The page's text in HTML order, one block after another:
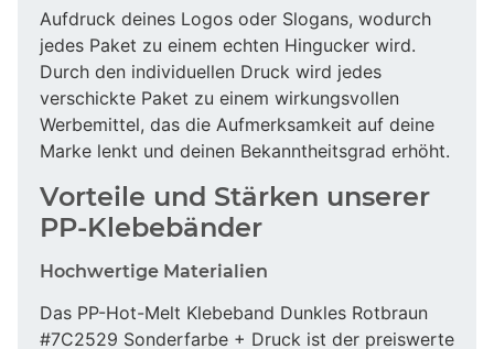
Aufdruck deines Logos oder Slogans, wodurch
jedes Paket zu einem echten Hingucker wird.
Durch den individuellen Druck wird jedes
verschickte Paket zu einem wirkungsvollen
Werbemittel, das die Aufmerksamkeit auf deine
Marke lenkt und deinen Bekanntheitsgrad erhöht.
Vorteile und Stärken unserer
PP-Klebebänder
Hochwertige Materialien
Das PP-Hot-Melt Klebeband Dunkles Rotbraun
#7C2529 Sonderfarbe + Druck ist der preiswerte